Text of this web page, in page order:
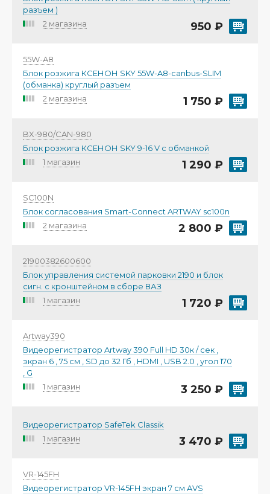
разъем )
2 магазина
950 ₽
55W-A8
Блок розжига КСЕНОН SKY 55W-A8-canbus-SLIM
(обманка) круглый разъем
2 магазина
1 750 ₽
BX-980/CAN-980
Блок розжига КСЕНОН SKY 9-16 V с обманкой
1 магазин
1 290 ₽
SC100N
Блок согласования Smart-Connect ARTWAY sc100n
2 магазина
2 800 ₽
21900382600600
Блок управления системой парковки 2190 и блок
сигн. с кронштейном в сборе ВАЗ
1 магазин
1 720 ₽
Artway390
Видеорегистратор Artway 390 Full HD 30к / сек ,
экран 6 , 75 см , SD до 32 Гб , HDMI , USB 2.0 , угол 170
, G
1 магазин
3 250 ₽
Видеорегистратор SafeTek Classik
1 магазин
3 470 ₽
VR-145FH
Видеорегистратор VR-145FH экран 7 см AVS